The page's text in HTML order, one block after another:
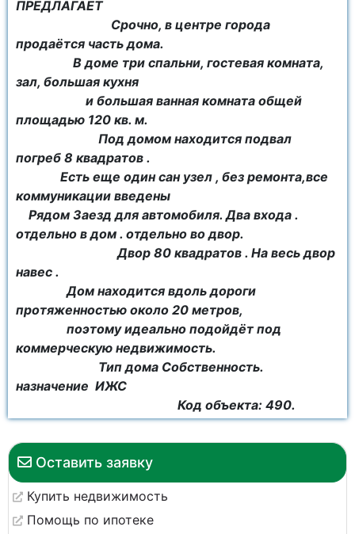
Оставить заявку
Купить недвижимость
Помощь по ипотеке
ПРЕДЛАГАЕТ
Срочно, в центре города
продаётся часть дома.
В доме три спальни, гостевая комната,
зал, большая кухня
и большая ванная комната общей
площадью 120 кв. м.
Под домом находится подвал
погреб 8 квадратов .
Есть еще один сан узел , без ремонта,все
коммуникации введены
Рядом Заезд для автомобиля. Два входа .
отдельно в дом . отдельно во двор.
Двор 80 квадратов . На весь двор
навес .
Дом находится вдоль дороги
протяженностью около 20 метров,
поэтому идеально подойдёт под
коммерческую недвижимость.
Тип дома Собственность.
назначение ИЖС
Код объекта: 490.